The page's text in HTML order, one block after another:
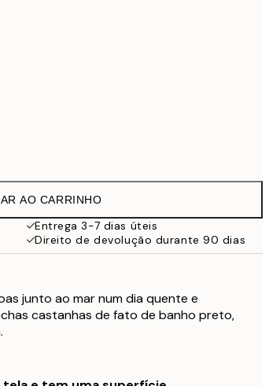
AO CARRINHO
Entrega 3-7 dias úteis
Direito de devolução durante 90 dias
junto ao mar num dia quente e
castanhas de fato de banho preto,